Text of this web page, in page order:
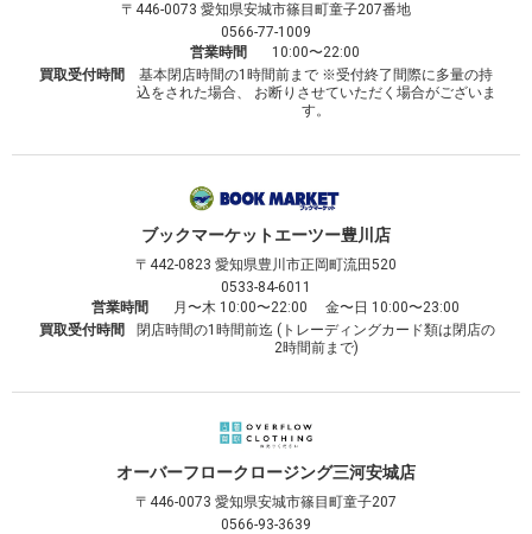
〒446-0073 愛知県安城市篠目町童子207番地
0566-77-1009
営業時間
10:00〜22:00
買取受付時間
基本閉店時間の1時間前まで ※受付終了間際に多量の持
込をされた場合、 お断りさせていただく場合がございま
す。
ブックマーケットエーツー豊川店
〒442-0823 愛知県豊川市正岡町流田520
0533-84-6011
営業時間
月〜木 10:00〜22:00 金〜日 10:00〜23:00
買取受付時間
閉店時間の1時間前迄 (トレーディングカード類は閉店の
2時間前まで)
オーバーフロークロージング三河安城店
〒446-0073 愛知県安城市篠目町童子207
0566-93-3639